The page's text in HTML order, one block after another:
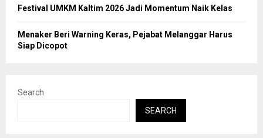
Festival UMKM Kaltim 2026 Jadi Momentum Naik Kelas
Menaker Beri Warning Keras, Pejabat Melanggar Harus
Siap Dicopot
Search
SEARCH